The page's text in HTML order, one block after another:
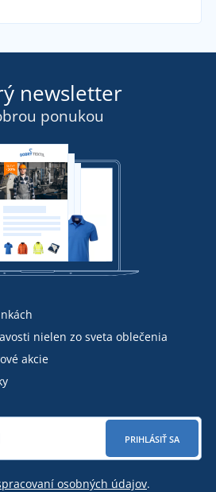
newsletter
ponukou
nielen zo sveta oblečenia
akcie
PRIHLÁSIŤ SA
osobných údajov.